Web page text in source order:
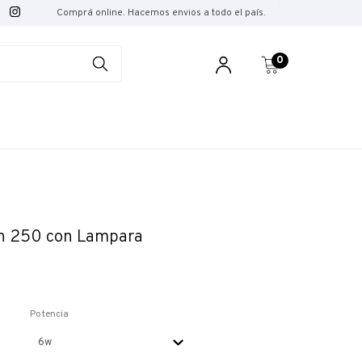
Comprá online. Hacemos envios a todo el país.
0
250 con Lampara
Potencia